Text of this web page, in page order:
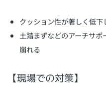
クッション性が著しく低
土踏まずなどのアーチサ
崩れる
【現場での対策】